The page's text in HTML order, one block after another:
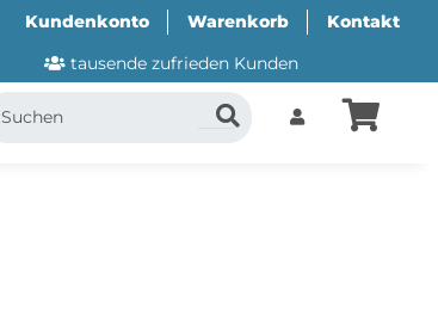
Kundenkonto Warenkorb
Kontakt
tausende zufrieden Kunden
CANI.COOL SUITICAL